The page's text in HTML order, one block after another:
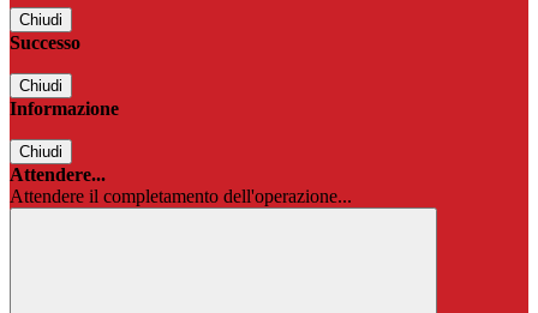
Chiudi
Successo
Chiudi
Informazione
Chiudi
Attendere...
Attendere il completamento dell'operazione...